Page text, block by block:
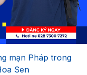
mạn Pháp trong
Sen